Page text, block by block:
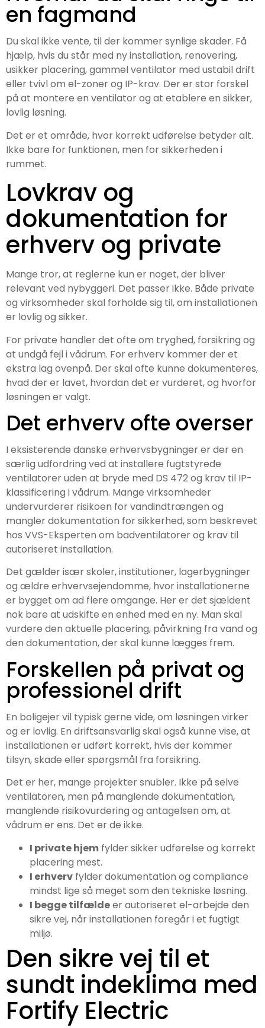
en fagmand
Du skal ikke vente, til der kommer synlige skader. Få
hjælp, hvis du står med ny installation, renovering,
usikker placering, gammel ventilator med ustabil drift
eller tvivl om el-zoner og IP-krav. Der er stor forskel
på at montere en ventilator og at etablere en sikker,
lovlig løsning.
Det er et område, hvor korrekt udførelse betyder alt.
Ikke bare for funktionen, men for sikkerheden i
rummet.
Lovkrav og
dokumentation for
erhverv og private
Mange tror, at reglerne kun er noget, der bliver
relevant ved nybyggeri. Det passer ikke. Både private
og virksomheder skal forholde sig til, om installationen
er lovlig og sikker.
For private handler det ofte om tryghed, forsikring og
at undgå fejl i vådrum. For erhverv kommer der et
ekstra lag ovenpå. Der skal ofte kunne dokumenteres,
hvad der er lavet, hvordan det er vurderet, og hvorfor
løsningen er valgt.
Det erhverv ofte overser
I eksisterende danske erhvervsbygninger er der en
særlig udfordring ved at installere fugtstyrede
ventilatorer uden at bryde med DS 472 og krav til IP-
klassificering i vådrum. Mange virksomheder
undervurderer risikoen for vandindtrængen og
mangler dokumentation for sikkerhed, som beskrevet
hos VVS-Eksperten om badventilatorer og krav til
autoriseret installation.
Det gælder især skoler, institutioner, lagerbygninger
og ældre erhvervsejendomme, hvor installationerne
er bygget om ad flere omgange. Her er det sjældent
nok bare at udskifte en enhed med en ny. Man skal
vurdere den aktuelle placering, påvirkning fra vand og
den dokumentation, der skal kunne lægges frem.
Forskellen på privat og
professionel drift
En boligejer vil typisk gerne vide, om løsningen virker
og er lovlig. En driftsansvarlig skal også kunne vise, at
installationen er udført korrekt, hvis der kommer
tilsyn, skade eller spørgsmål fra forsikring.
Det er her, mange projekter snubler. Ikke på selve
ventilatoren, men på manglende dokumentation,
manglende risikovurdering og antagelsen om, at
vådrum er ens. Det er de ikke.
I private hjem fylder sikker udførelse og korrekt
placering mest.
I erhverv fylder dokumentation og compliance
mindst lige så meget som den tekniske løsning.
I begge tilfældeer autoriseret el-arbejde den
sikre vej, når installationen foregår i et fugtigt
miljø.
Den sikre vej til et
sundt indeklima med
Fortify Electric